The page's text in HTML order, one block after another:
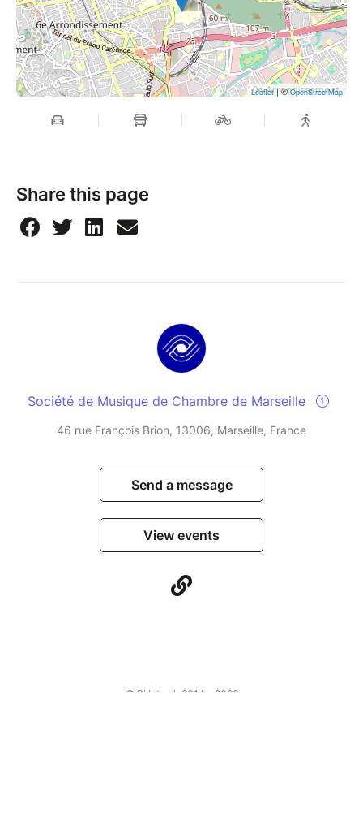
Leaflet| ©OpenStreetMap
Share this page
Société de Musique de Chambre de Marseille
46 rue François Brion, 13006, Marseille, France
Send a message
View events
© Billetweb 2014 - 2026